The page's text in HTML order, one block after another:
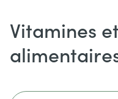
Vitamines